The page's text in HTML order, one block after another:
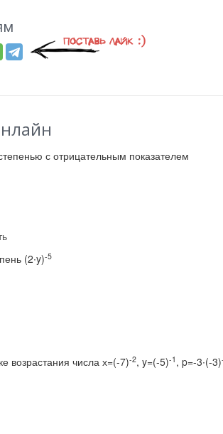
с отрицательным показателем
(2∙y)-5
возрастания числа х=(-7)-2, y=(-5)-1 , p=-3∙(-3)